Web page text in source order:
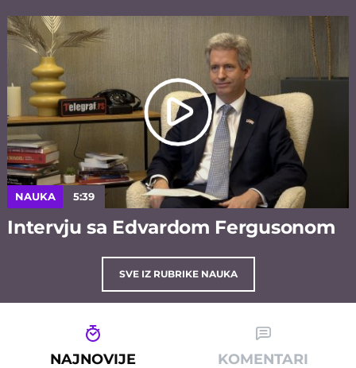
NAUKA 5:39
Intervju sa Edvardom Fergusonom
SVE IZ RUBRIKE NAUKA
NAJNOVIJE KOMENTARI